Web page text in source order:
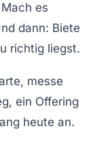
es
dann: Biete
richtig liegst.
messe
ein Offering
heute an.